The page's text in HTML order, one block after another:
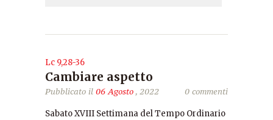
Lc 9,28-36
Cambiare aspetto
Pubblicato il 06 Agosto, 2022 0 commenti
Sabato XVIII Settimana del Tempo Ordinario